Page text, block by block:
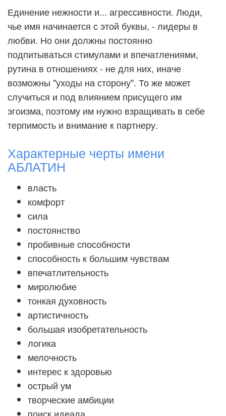
Единение нежности и... агрессивности. Люди,
чье имя начинается с этой буквы, - лидеры в
любви. Но они должны постоянно
подпитываться стимулами и впечатлениями,
рутина в отношениях - не для них, иначе
возможны "уходы на сторону". То же может
случиться и под влиянием присущего им
эгоизма, поэтому им нужно взращивать в себе
терпимость и внимание к партнеру.
Характерные черты имени
АБЛАТИН
власть
комфорт
сила
постоянство
пробивные способности
способность к большим чувствам
впечатлительность
миролюбие
тонкая духовность
артистичность
большая изобретательность
логика
мелочность
интерес к здоровью
острый ум
творческие амбиции